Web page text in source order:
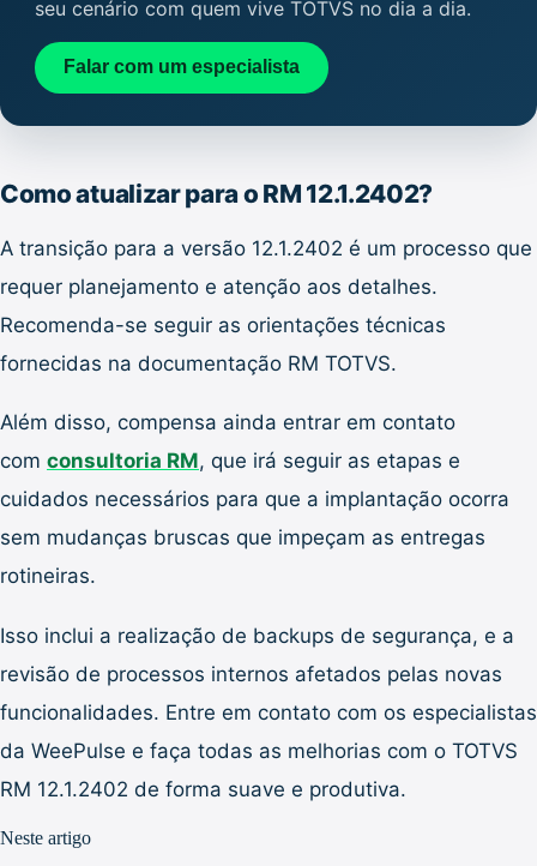
seu cenário com quem vive TOTVS no dia a dia.
Falar com um especialista
Como atualizar para o RM 12.1.2402?
A transição para a versão 12.1.2402 é um processo que
requer planejamento e atenção aos detalhes.
Recomenda-se seguir as orientações técnicas
fornecidas na documentação RM TOTVS.
Além disso, compensa ainda entrar em contato
com consultoria RM, que irá seguir as etapas e
cuidados necessários para que a implantação ocorra
sem mudanças bruscas que impeçam as entregas
rotineiras.
Isso inclui a realização de backups de segurança, e a
revisão de processos internos afetados pelas novas
funcionalidades. Entre em contato com os especialistas
da WeePulse e faça todas as melhorias com o TOTVS
RM 12.1.2402 de forma suave e produtiva.
Neste artigo